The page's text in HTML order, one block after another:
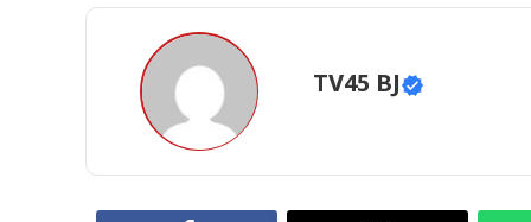
TV45 BJ